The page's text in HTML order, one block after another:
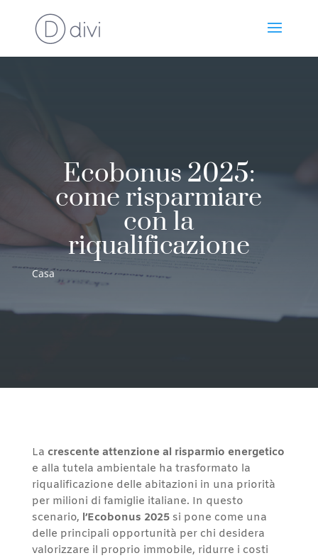
Ecobonus 2025:
come risparmiare
con la
riqualificazione
Casa
La crescente attenzione al risparmio energetico
e alla tutela ambientale ha trasformato la
riqualificazione delle abitazioni in una priorità
per milioni di famiglie italiane. In questo
scenario, l’Ecobonus 2025si pone come una
delle principali opportunità per chi desidera
valorizzare il proprio immobile, ridurre i costi